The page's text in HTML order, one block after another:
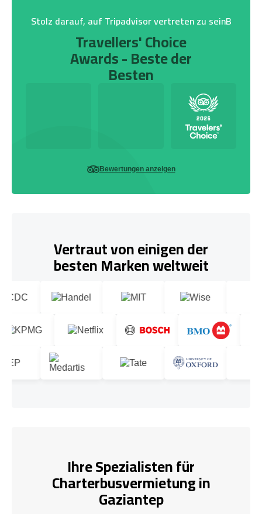
Stolz darauf, auf Tripadvisor vertreten zu seinB
Travellers' Choice
Awards - Beste der
Besten
Bewertungen anzeigen
Vertraut von einigen der
besten Marken weltweit
Ihre Spezialisten für
Charterbusvermietung in
Gaziantep